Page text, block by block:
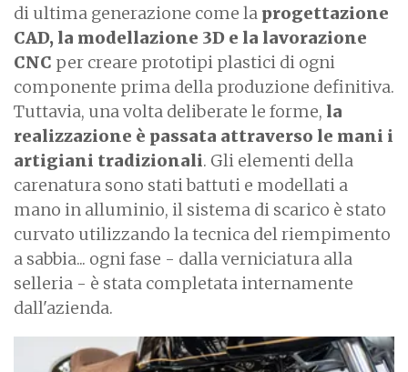
di ultima generazione come la progettazione
CAD, la modellazione 3D e la lavorazione
CNC per creare prototipi plastici di ogni
componente prima della produzione definitiva.
Tuttavia, una volta deliberate le forme, la
realizzazione è passata attraverso le mani i
artigiani tradizionali. Gli elementi della
carenatura sono stati battuti e modellati a
mano in alluminio, il sistema di scarico è stato
curvato utilizzando la tecnica del riempimento
a sabbia... ogni fase - dalla verniciatura alla
selleria - è stata completata internamente
dall'azienda.